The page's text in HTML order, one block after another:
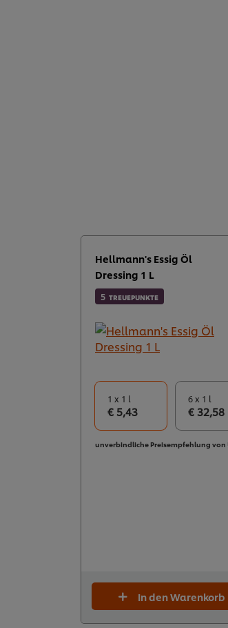
Hellmann's Essig Öl
Dressing 1 L
5 TREUEPUNKTE
1 x 1 l
€ 5,43
6 x 1 l
€ 32,58
unverbindliche Preisempfehlung von
In den Warenkorb